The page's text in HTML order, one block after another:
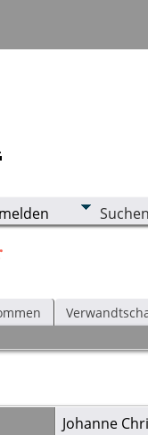
Suchen
Johanne